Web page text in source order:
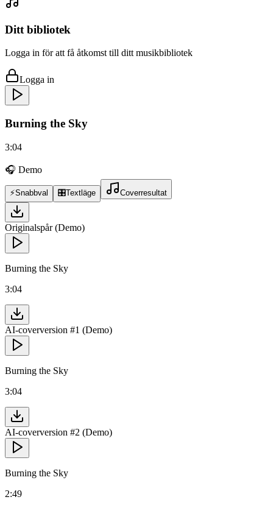
Ditt bibliotek
Logga in för att få åtkomst till ditt musikbibliotek
Logga in
Burning the Sky
3:04
🎧 Demo
⚡Snabbval 🎛️Textläge Coverresultat
Originalspår (Demo)
Burning the Sky
3:04
AI-coverversion #1 (Demo)
Burning the Sky
3:04
AI-coverversion #2 (Demo)
Burning the Sky
2:49